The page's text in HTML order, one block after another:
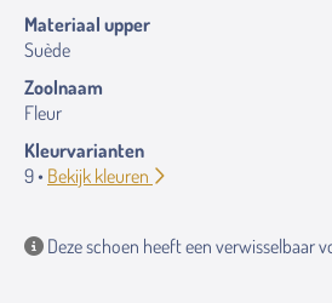
Materiaal upper
Suède
Zoolnaam
Fleur
Kleurvarianten
9 • Bekijk kleuren
Deze schoen heeft een verwisselbaar